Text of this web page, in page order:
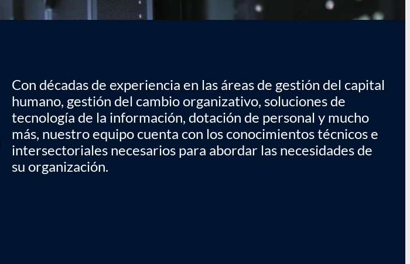
Con décadas de experiencia en las áreas de gestión del capital
humano, gestión del cambio organizativo, soluciones de
tecnología de la información, dotación de personal y mucho
más, nuestro equipo cuenta con los conocimientos técnicos e
intersectoriales necesarios para abordar las necesidades de
su organización.